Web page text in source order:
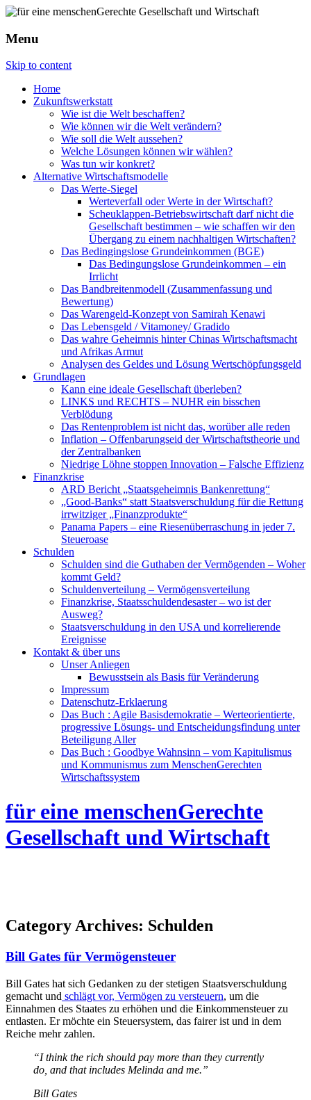
Menu
Skip to content
Home
Zukunftswerkstatt
Wie ist die Welt beschaffen?
Wie können wir die Welt verändern?
Wie soll die Welt aussehen?
Welche Lösungen können wir wählen?
Was tun wir konkret?
Alternative Wirtschaftsmodelle
Das Werte-Siegel
Werteverfall oder Werte in der Wirtschaft?
Scheuklappen-Betriebswirtschaft darf nicht die
Gesellschaft bestimmen – wie schaffen wir den
Übergang zu einem nachhaltigen Wirtschaften?
Das Bedingingslose Grundeinkommen (BGE)
Das Bedingungslose Grundeinkommen – ein
Irrlicht
Das Bandbreitenmodell (Zusammenfassung und
Bewertung)
Das Warengeld-Konzept von Samirah Kenawi
Das Lebensgeld / Vitamoney/ Gradido
Das wahre Geheimnis hinter Chinas Wirtschaftsmacht
und Afrikas Armut
Analysen des Geldes und Lösung Wertschöpfungsgeld
Grundlagen
Kann eine ideale Gesellschaft überleben?
LINKS und RECHTS – NUHR ein bisschen
Verblödung
Das Rentenproblem ist nicht das, worüber alle reden
Inflation – Offenbarungseid der Wirtschaftstheorie und
der Zentralbanken
Niedrige Löhne stoppen Innovation – Falsche Effizienz
Finanzkrise
ARD Bericht „Staatsgeheimnis Bankenrettung“
„Good-Banks“ statt Staatsverschuldung für die Rettung
irrwitziger „Finanzprodukte“
Panama Papers – eine Riesenüberraschung in jeder 7.
Steueroase
Schulden
Schulden sind die Guthaben der Vermögenden – Woher
kommt Geld?
Schuldenverteilung – Vermögensverteilung
Finanzkrise, Staatsschuldendesaster – wo ist der
Ausweg?
Staatsverschuldung in den USA und korrelierende
Ereignisse
Kontakt & über uns
Unser Anliegen
Bewusstsein als Basis für Veränderung
Impressum
Datenschutz-Erklaerung
Das Buch : Agile Basisdemokratie – Werteorientierte,
progressive Lösungs- und Entscheidungsfindung unter
Beteiligung Aller
Das Buch : Goodbye Wahnsinn – vom Kapitulismus
und Kommunismus zum MenschenGerechten
Wirtschaftssystem
für eine menschenGerechte
Gesellschaft und Wirtschaft
Category Archives: Schulden
Bill Gates für Vermögensteuer
Bill Gates hat sich Gedanken zu der stetigen Staatsverschuldung
gemacht und schlägt vor, Vermögen zu versteuern, um die
Einnahmen des Staates zu erhöhen und die Einkommensteuer zu
entlasten. Er möchte ein Steuersystem, das fairer ist und in dem
Reiche mehr zahlen.
“I think the rich should pay more than they currently
do, and that includes Melinda and me.”
Bill Gates